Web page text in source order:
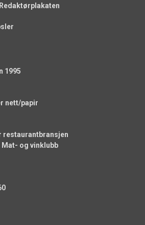
Redaktørplakaten
1995
nett/papir
restaurantbransjen
og vinklubb